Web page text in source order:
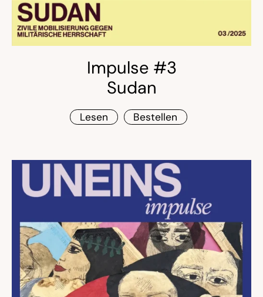
Impulse #3
Sudan
Lesen Bestellen